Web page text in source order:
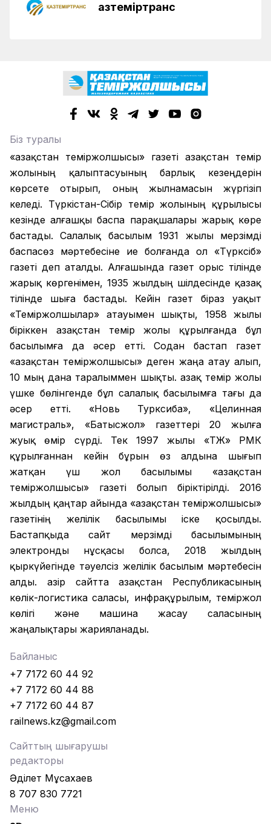
Қазтеміртранс
Біз туралы
«Қазақстан теміржолшысы» газеті Қазақстан темір
жолының қалыптасуының барлық кезеңдерін
көрсете отырып, оның жылнамасын жүргізіп
келеді. Түркістан-Сібір темір жолының құрылысы
кезінде алғашқы баспа парақшалары жарық көре
бастады. Салалық басылым 1931 жылы мерзімді
баспасөз мәртебесіне ие болғанда ол «Түрксіб»
газеті деп аталды. Алғашында газет орыс тілінде
жарық көргенімен, 1935 жылдың шілдесінде қазақ
тілінде шыға бастады. Кейін газет біраз уақыт
«Теміржолшылар» атауымен шықты, 1958 жылы
біріккен Қазақстан темір жолы құрылғанда бұл
басылымға да әсер етті. Содан бастап газет
«Қазақстан теміржолшысы» деген жаңа атау алып,
10 мың дана таралыммен шықты. Қазақ темір жолы
үшке бөлінгенде бұл салалық басылымға тағы да
әсер етті. «Новь Турксиба», «Целинная
магистраль», «Батысжол» газеттері 20 жылға
жуық өмір сүрді. Тек 1997 жылы «ҚТЖ» РМК
құрылғаннан кейін бұрын өз алдына шығып
жатқан үш жол басылымы «Қазақстан
теміржолшысы» газеті болып біріктірілді. 2016
жылдың қаңтар айында «Қазақстан теміржолшысы»
газетінің желілік басылымы іске қосылды.
Бастапқыда сайт мерзімді басылымының
электронды нұсқасы болса, 2018 жылдың
қыркүйегінде тәуелсіз желілік басылым мәртебесін
алды. Қазір сайтта Қазақстан Республикасының
көлік-логистика саласы, инфрақұрылым, теміржол
көлігі және машина жасау саласының
жаңалықтары жарияланады.
Байланыс
+7 7172 60 44 92
+7 7172 60 44 88
+7 7172 60 44 87
railnews.kz@gmail.com
Сайттың шығарушы
редакторы
Әділет Мұсахаев
8 707 830 7721
Меню